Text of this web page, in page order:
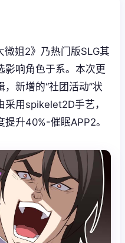
微姐2》乃热门版SLG其
影响角色于系。本次更
新增的“社团活动”状
用spikelet2D手艺，
升40%-催眠APP2。